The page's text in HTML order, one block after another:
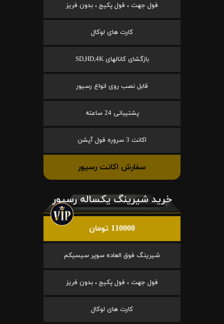
فول جهت ، فول پکیج ، بدون فریز
کارت های لوکال
بازگشای کانالهای SD,HD,4K
قابل نصب روی انواع رسیور
پشتیبانی 24 ساعته
اکانت 3 سروره فول آپشن
سفارش اکانت رسیور
خرید شیرینگ یکساله رسیور
110000 تومان
شیرینگ فوق العاده سوپر سیسیکم
فول جهت ، فول پکیج ، بدون فریز
کارت های لوکال